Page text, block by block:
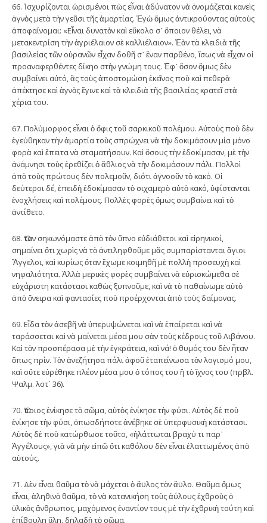
66. Ἰσχυρίζονται ὡρισμένοι πὼς εἶναι ἀδύνατον νὰ ὀνομάζεται κανεὶς
ἁγνὸς μετὰ τὴν γεῦσι τῆς ἁμαρτίας. Ἐγὼ ὅμως ἀντικρούοντας αὐτοὺς
ἀποφαίνομαι: «Εἶναι δυνατὸν καὶ εὔκολο σ᾿ ὅποιον θέλει, νὰ
μετακεντρίση τὴν ἀγριέλαιον σὲ καλλιέλαιον». Ἐὰν τὰ κλειδιὰ τῆς
βασιλείας τῶν οὐρανῶν εἶχαν δοθῆ σ᾿ ἕναν παρθένο, ἴσως νὰ εἶχαν οἱ
προαναφερθέντες δίκηο στὴν γνώμη τους. Ἐφ᾿ ὅσον ὅμως δὲν
συμβαίνει αὐτό, ἂς τοὺς ἀποστομώση ἐκεῖνος ποὺ καὶ πεθερὰ
ἀπέκτησε καὶ ἁγνὸς ἔγινε καὶ τὰ κλειδιὰ τῆς βασιλείας κρατεῖ στὰ
χέρια του.
67. Πολύμορφος εἶναι ὁ ὄφις τοῦ σαρκικοῦ πολέμου. Αὐτοὺς ποὺ δὲν
ἐγεύθηκαν τὴν ἁμαρτία τοὺς σπρώχνει νὰ τὴν δοκιμάσουν μία μόνο
φορὰ καὶ ἔπειτα νὰ σταματήσουν. Καὶ ὅσους τὴν ἐδοκίμασαν, μὲ τὴν
ἀνάμνησι τοὺς ἐρεθίζει ὁ ἄθλιος νὰ τὴν δοκιμάσουν πάλι. Πολλοὶ
ἀπὸ τοὺς πρώτους δὲν πολεμοῦν, διότι ἀγνοοῦν τὸ κακό. Οἱ
δεύτεροι δέ, ἐπειδὴ ἐδοκίμασαν τὸ σιχαμερὸ αὐτὸ κακό, ὑφίστανται
ἐνοχλήσεις καὶ πολέμους. Πολλὲς φορὲς ὅμως συμβαίνει καὶ τὸ
ἀντίθετο.
68. Ὅταν σηκωνόμαστε ἀπὸ τὸν ὕπνο εὐδιάθετοι καὶ εἰρηνικοί,
σημαίνει ὅτι χωρὶς νὰ τὸ ἀντιληφθοῦμε μᾶς συμπαρίστανται ἅγιοι
Ἄγγελοι, καὶ κυρίως ὅταν ἔχωμε κοιμηθῆ μὲ πολλὴ προσευχὴ καὶ
νηφαλιότητα. Ἀλλὰ μερικὲς φορὲς συμβαίνει νὰ εὐρισκώμεθα σὲ
εὐχάριστη κατάστασι καθὼς ξυπνοῦμε, καὶ νὰ τὸ παθαίνωμε αὐτὸ
ἀπὸ ὄνειρα καὶ φαντασίες ποὺ προέρχονται ἀπὸ τοὺς δαίμονας.
69. Εἶδα τὸν ἀσεβῆ νὰ ὑπερυψώνεται καὶ νὰ ἐπαίρεται καὶ νὰ
ταράσσεται καὶ νὰ μαίνεται μέσα μου σὰν τοὺς κέδρους τοῦ Λιβάνου.
Καὶ τὸν προσπέρασα μὲ τὴν ἐγκράτεια, καὶ νά! ὁ θυμός του δὲν ἦταν
ὅπως πρίν. Τὸν ἀνεζήτησα πάλι ἀφοῦ ἐταπείνωσα τὸν λογισμό μου,
καὶ οὔτε εὑρέθηκε πλέον μέσα μου ὁ τόπος του ἢ τὸ ἴχνος του (πρβλ.
Ψαλμ. λστ´ 36).
70. Ὅποιος ἐνίκησε τὸ σῶμα, αὐτὸς ἐνίκησε τὴν φύσι. Αὐτὸς δὲ ποὺ
ἐνίκησε τὴν φύσι, ὀπωσδήποτε ἀνέβηκε σὲ ὑπερφυσικὴ κατάστασι.
Αὐτὸς δὲ ποὺ κατώρθωσε τοῦτο, «ἠλάττωται βραχύ τι παρ᾿
Ἀγγέλους», γιὰ νὰ μὴν εἰπῶ ὅτι καθόλου δὲν εἶναι ἐλαττωμένος ἀπὸ
αὐτούς.
71. Δὲν εἶναι θαῦμα τὸ νὰ μάχεται ὁ ἄϋλος τὸν ἄϋλο. Θαῦμα ὅμως
εἶναι, ἀληθινὸ θαῦμα, τὸ νὰ κατανικήση τοὺς ἀΰλους ἐχθροὺς ὁ
ὑλικὸς ἄνθρωπος, μαχόμενος ἐναντίον τους μὲ τὴν ἐχθρικὴ τούτη καὶ
ἐπίβουλη ὕλη, δηλαδὴ τὸ σῶμα.